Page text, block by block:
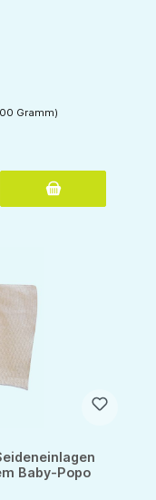
Gramm)
Baby-Popo